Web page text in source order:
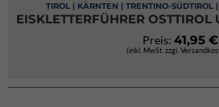
TIROL | KÄRNTEN | TRENTINO-SÜDTIROL
EISKLETTERFÜHRER OSTTIROL
Preis: 41,95 €
(inkl. MwSt. zzgl.